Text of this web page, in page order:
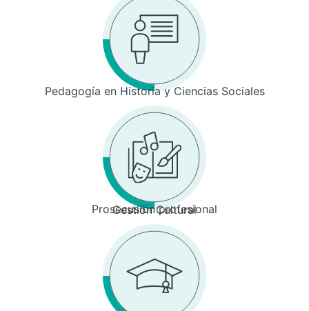
Pedagogía en Historia y Ciencias Sociales
Prosecusión profesional
Gestión Cultural